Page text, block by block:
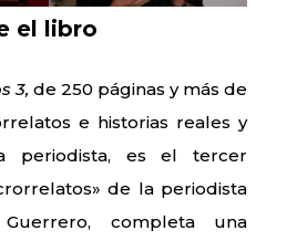
el libro
3, de 250 páginas y más de
e historias reales y
periodista, es el tercer
de la periodista
completa una